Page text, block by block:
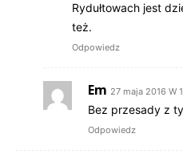
Rydułtowach jest
też.
Odpowiedz
Em 27 maja 2016 W
Bez przesady z
Odpowiedz